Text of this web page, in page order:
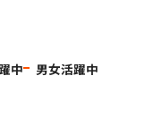
中 男女活躍中